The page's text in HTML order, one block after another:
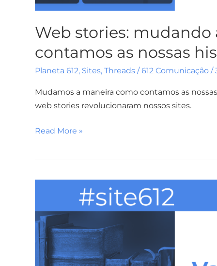
Web stories:
contamos as nossas
Planeta 612, Sites, Threads /612 Comunicação /
Mudamos a maneira como contamos as
web stories revolucionaram nossos sites.
Read More »
novas
histórias
juntos?